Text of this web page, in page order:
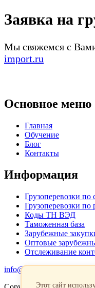
Заявка на
Мы свяжемся с
import.ru
Основное меню
Главная
Обучение
Блог
Контакты
Информация
Грузоперевозки по
Грузоперевозки по
Коды ТН ВЭД
Таможенная база
Зарубежные
Оптовые
Отслеживание
info@favorit-trans-import.ru
Этот сайт